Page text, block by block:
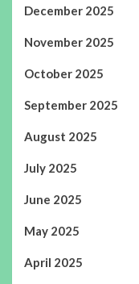
December 2025
November 2025
October 2025
September 2025
August 2025
July 2025
June 2025
May 2025
April 2025